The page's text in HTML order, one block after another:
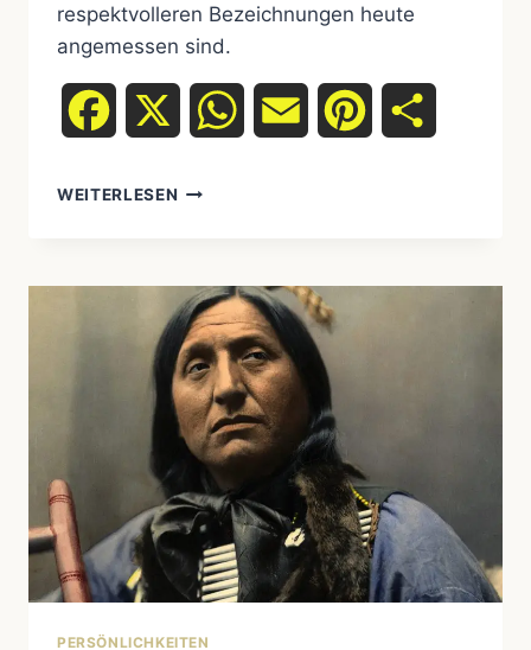
respektvolleren Bezeichnungen heute
angemessen sind.
Facebook WhatsAppEmail Pinterest
WEITERLESEN WARUM
WORT
„UREINWOHNER“
NICHT
MEHR
SAGEN?
PERSÖNLICHKEITEN